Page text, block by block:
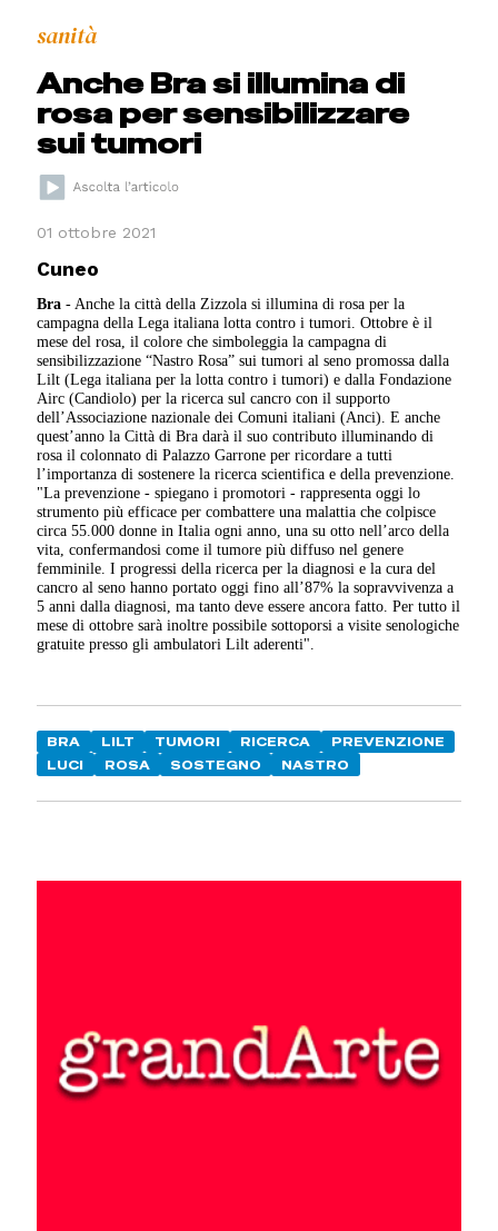
sanità
Anche Bra si illumina di
rosa per sensibilizzare
sui tumori
01 ottobre 2021
Cuneo
Bra - Anche la città della Zizzola si illumina di rosa per la
campagna della Lega italiana lotta contro i tumori. Ottobre è il
mese del rosa, il colore che simboleggia la campagna di
sensibilizzazione “Nastro Rosa” sui tumori al seno promossa dalla
Lilt (Lega italiana per la lotta contro i tumori) e dalla Fondazione
Airc (Candiolo) per la ricerca sul cancro con il supporto
dell’Associazione nazionale dei Comuni italiani (Anci). E anche
quest’anno la Città di Bra darà il suo contributo illuminando di
rosa il colonnato di Palazzo Garrone per ricordare a tutti
l’importanza di sostenere la ricerca scientifica e della prevenzione.
"La prevenzione - spiegano i promotori - rappresenta oggi lo
strumento più efficace per combattere una malattia che colpisce
circa 55.000 donne in Italia ogni anno, una su otto nell’arco della
vita, confermandosi come il tumore più diffuso nel genere
femminile. I progressi della ricerca per la diagnosi e la cura del
cancro al seno hanno portato oggi fino all’87% la sopravvivenza a
5 anni dalla diagnosi, ma tanto deve essere ancora fatto. Per tutto il
mese di ottobre sarà inoltre possibile sottoporsi a visite senologiche
gratuite presso gli ambulatori Lilt aderenti".
BRA LILT TUMORI RICERCA
PREVENZIONE
LUCI
ROSA SOSTEGNO NASTRO